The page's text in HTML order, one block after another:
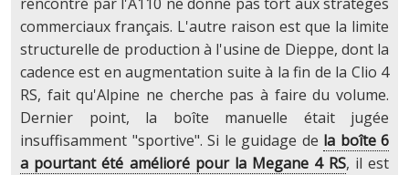
rencontré par l'A110 ne donne pas tort aux stratèges
commerciaux français. L'autre raison est que la limite
structurelle de production à l'usine de Dieppe, dont la
cadence est en augmentation suite à la fin de la Clio 4
RS, fait qu'Alpine ne cherche pas à faire du volume.
Dernier point, la boîte manuelle était jugée
insuffisamment "sportive". Si le guidage de la boîte 6
a pourtant été amélioré pour la Megane 4 RS, il est